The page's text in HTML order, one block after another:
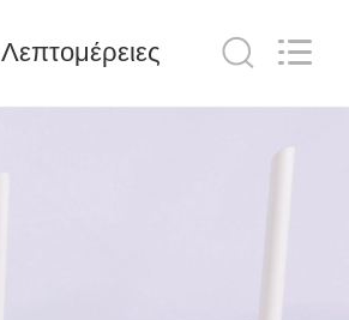
Λεπτομέρειες